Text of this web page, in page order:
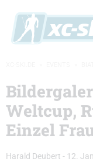
Weltcup,
Einzel
Harald Deubert - 12.